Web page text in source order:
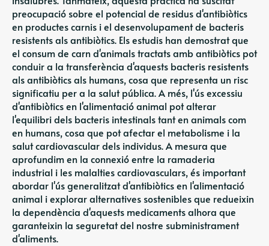
preocupació sobre el potencial de residus d'antibiòtics
en productes carnis i el desenvolupament de bacteris
resistents als antibiòtics. Els estudis han demostrat que
el consum de carn d'animals tractats amb antibiòtics pot
conduir a la transferència d'aquests bacteris resistents
als antibiòtics als humans, cosa que representa un risc
significatiu per a la salut pública. A més, l'ús excessiu
d'antibiòtics en l'alimentació animal pot alterar
l'equilibri dels bacteris intestinals tant en animals com
en humans, cosa que pot afectar el metabolisme i la
salut cardiovascular dels individus. A mesura que
aprofundim en la connexió entre la ramaderia
industrial i les malalties cardiovasculars, és important
abordar l'ús generalitzat d'antibiòtics en l'alimentació
animal i explorar alternatives sostenibles que redueixin
la dependència d'aquests medicaments alhora que
garanteixin la seguretat del nostre subministrament
d'aliments.